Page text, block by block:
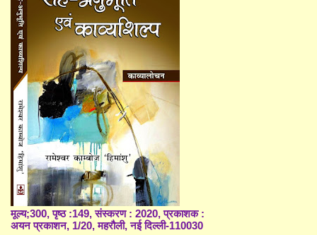
मूल्य;300, पृष्ठ :149, संस्करण : 2020, प्रकाशक :
अयन प्रकाशन, 1/20, महरौली, नई दिल्ली-110030